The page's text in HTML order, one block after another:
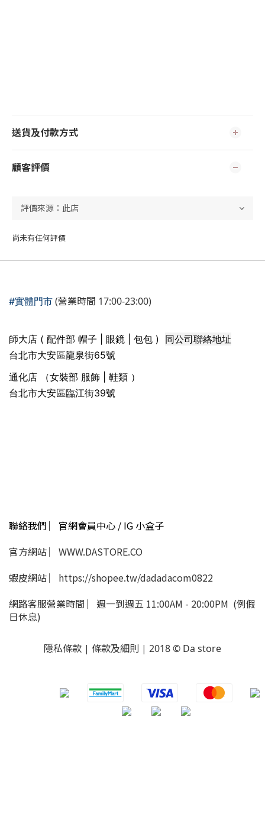
送貨及付款方式
顧客評價
尚未有任何評價
#實體門市 (營業時間 17:00-23:00)
師大店 ( 配件部 帽子 | 眼鏡 | 包包 ) 同公司聯絡地址
台北市大安區龍泉街65號
通化店 （女裝部 服飾 | 鞋類 ）
台北市大安區臨江街39號
聯絡我們 ︳官網會員中心 / IG 小盒子
官方網站 ︳WWW.DASTORE.CO
蝦皮網站 ︳https://shopee.tw/dadadacom0822
網路客服營業時間 ︳週一到週五 11:00AM - 20:00PM (例假
日休息)
隱私條款 | 條款及細則 | 2018 © Da store